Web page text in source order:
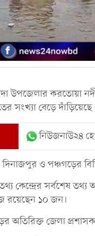
উপজেলার করতোয়া
সংখ্যা বেড়ে
নিউজনাউ২৪
দিনাজপুর ও পঞ্চগড়ের
কেন্দ্রের সর্বশেষ তথ্য
রয়েছেন ১০ জন।
অতিরিক্ত জেলা